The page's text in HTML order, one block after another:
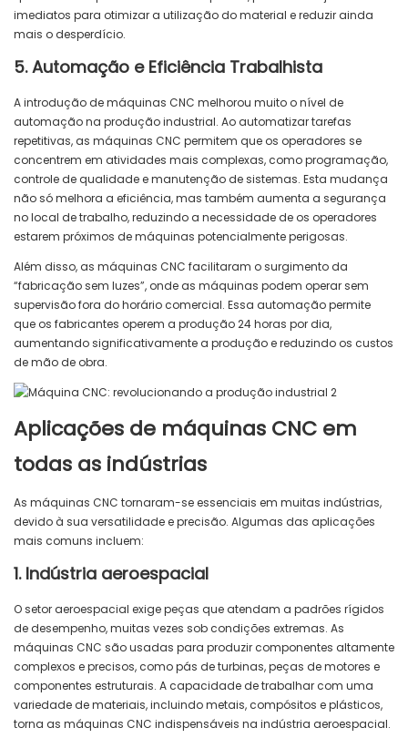
imediatos para otimizar a utilização do material e reduzir ainda
mais o desperdício.
5. Automação e Eficiência Trabalhista
A introdução de máquinas CNC melhorou muito o nível de
automação na produção industrial. Ao automatizar tarefas
repetitivas, as máquinas CNC permitem que os operadores se
concentrem em atividades mais complexas, como programação,
controle de qualidade e manutenção de sistemas. Esta mudança
não só melhora a eficiência, mas também aumenta a segurança
no local de trabalho, reduzindo a necessidade de os operadores
estarem próximos de máquinas potencialmente perigosas.
Além disso, as máquinas CNC facilitaram o surgimento da
“fabricação sem luzes”, onde as máquinas podem operar sem
supervisão fora do horário comercial. Essa automação permite
que os fabricantes operem a produção 24 horas por dia,
aumentando significativamente a produção e reduzindo os custos
de mão de obra.
Aplicações de máquinas CNC em
todas as indústrias
As máquinas CNC tornaram-se essenciais em muitas indústrias,
devido à sua versatilidade e precisão. Algumas das aplicações
mais comuns incluem:
1. Indústria aeroespacial
O setor aeroespacial exige peças que atendam a padrões rígidos
de desempenho, muitas vezes sob condições extremas. As
máquinas CNC são usadas para produzir componentes altamente
complexos e precisos, como pás de turbinas, peças de motores e
componentes estruturais. A capacidade de trabalhar com uma
variedade de materiais, incluindo metais, compósitos e plásticos,
torna as máquinas CNC indispensáveis ​​na indústria aeroespacial.